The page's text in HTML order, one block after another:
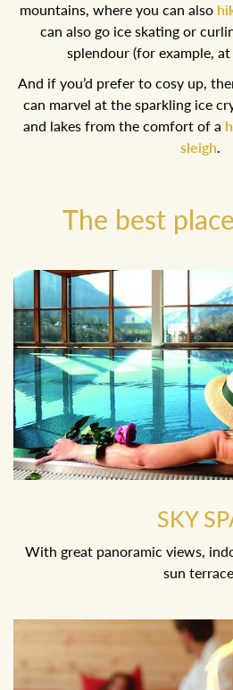
mountains, where you can also
can also go ice skating or
splendour (for example, at
And if you’d prefer to cosy up,
can marvel at the sparkling ice
and lakes from the comfort of a
sleigh.
The best
SKY
With great panoramic views,
sun terrace.